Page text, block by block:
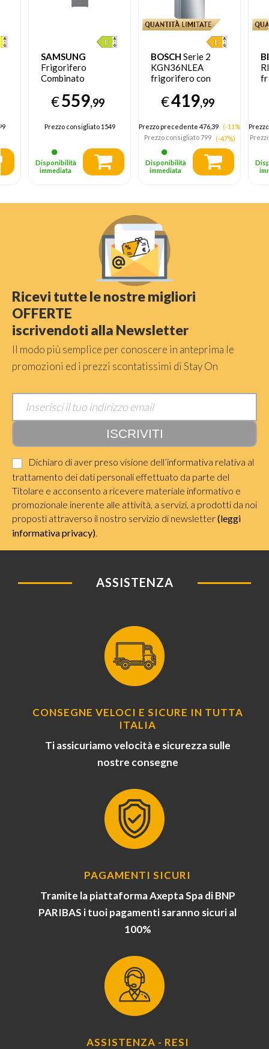
SAMSUNG
Frigorifero
Combinato
344L
RB34C775CS9
€559,99
Prezzo consigliato1549
Disponibilità
immediata
BOSCH Serie 2
KGN36NLEA
frigorifero con
installazione 305 L
E Acciaio
inossidabile
€419,99
Prezzo precedente 476,39
(-11%)
Prezzo consigliato799 (-47%)
Disponibilità
immediata
Ricevi tutte le nostre migliori
OFFERTE
iscrivendoti alla Newsletter
Il modo più semplice per conoscere in anteprima le
promozioni ed i prezzi scontatissimi di Stay On
Dichiaro di aver preso visione dell’informativa relativa al
trattamento dei dati personali effettuato da parte del
Titolare e acconsento a ricevere materiale informativo e
promozionale inerente alle attività, a servizi, a prodotti da noi
proposti attraverso il nostro servizio di newsletter(leggi
informativa privacy)
ASSISTENZA
CONSEGNE VELOCI E SICURE IN TUTTA
ITALIA
Ti assicuriamo velocità e sicurezza sulle
nostre consegne
PAGAMENTI SICURI
Tramite la piattaforma Axepta Spa di BNP
PARIBAS i tuoi pagamenti saranno sicuri al
100%
ASSISTENZA - RESI